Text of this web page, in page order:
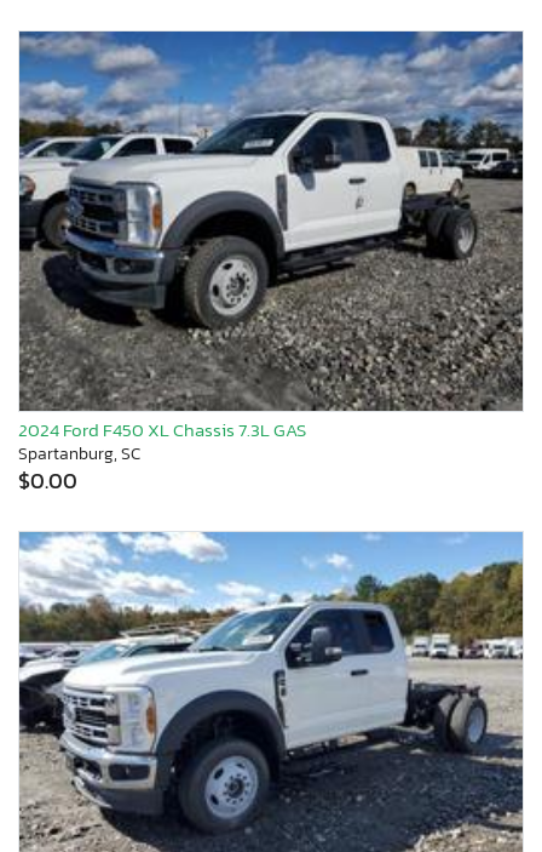
2024 Ford F450 XL Chassis 7.3L GAS
Spartanburg, SC
$0.00